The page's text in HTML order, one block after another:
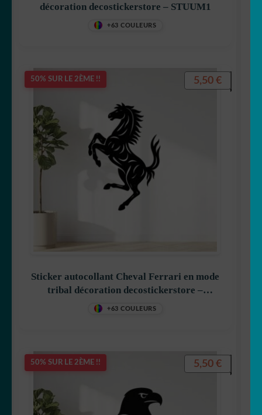
décoration decostickerstore – STUUM1
+63 COULEURS
50% SUR LE 2ÈME !!
Sticker autocollant Cheval Ferrari en mode
tribal décoration decostickerstore –
+63 COULEURS
5,50 €
50% SUR LE 2ÈME !! 5,50 €